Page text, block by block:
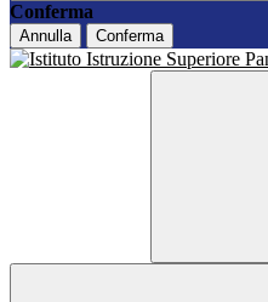
Conferma
Annulla Conferma